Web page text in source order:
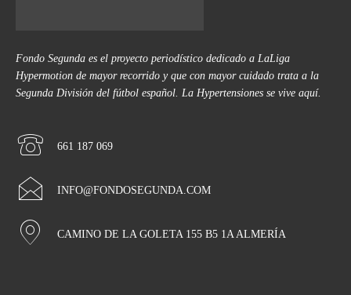
Fondo Segunda es el proyecto periodístico dedicado a LaLiga
Hypermotion de mayor recorrido y que con mayor cuidado trata a la
Segunda División del fútbol español. La Hypertensiones se vive aquí.
661 187 069
INFO@FONDOSEGUNDA.COM
CAMINO DE LA GOLETA 155 B5 1A ALMERÍA